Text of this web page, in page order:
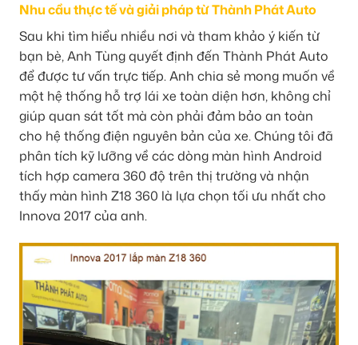
Nhu cầu thực tế và giải pháp từ Thành Phát Auto
Sau khi tìm hiểu nhiều nơi và tham khảo ý kiến từ
bạn bè, Anh Tùng quyết định đến Thành Phát Auto
để được tư vấn trực tiếp. Anh chia sẻ mong muốn về
một hệ thống hỗ trợ lái xe toàn diện hơn, không chỉ
giúp quan sát tốt mà còn phải đảm bảo an toàn
cho hệ thống điện nguyên bản của xe. Chúng tôi đã
phân tích kỹ lưỡng về các dòng màn hình Android
tích hợp camera 360 độ trên thị trường và nhận
thấy màn hình Z18 360 là lựa chọn tối ưu nhất cho
Innova 2017 của anh.